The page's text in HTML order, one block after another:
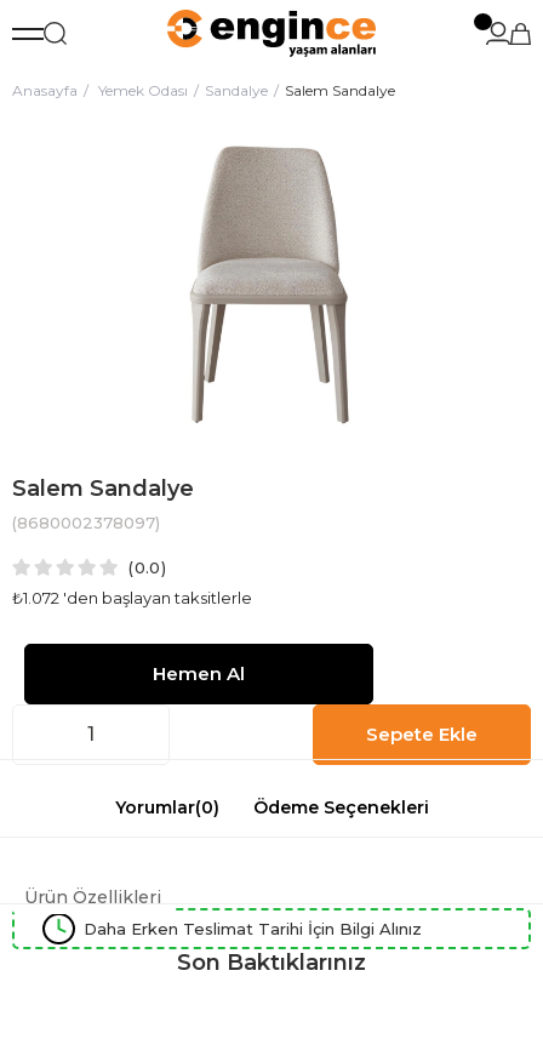
Anasayfa Yemek Odası Sandalye Salem Sandalye
Salem Sandalye
(8680002378097)
0.0
₺1.072 'den başlayan taksitlerle
Yorumlar(0) Ödeme Seçenekleri
Ürün Özellikleri
Daha Erken Teslimat Tarihi İçin Bilgi Alınız
Son Baktıklarınız